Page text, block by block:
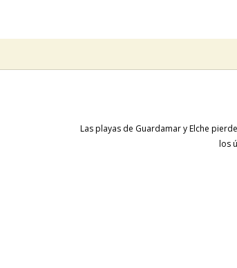
Las playas de Guardamar y Elche
los